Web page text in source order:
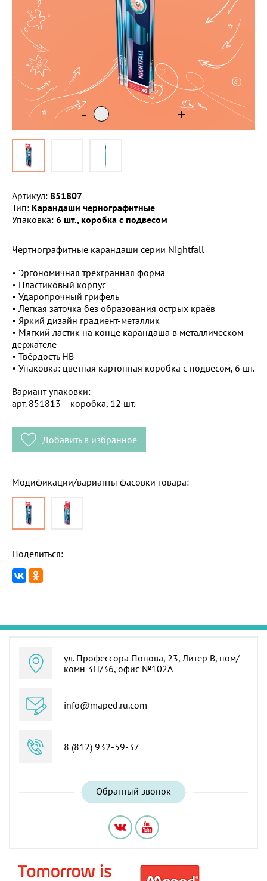
- +
- +
- +
Артикул: 851807
Тип: Карандаши чернографитные
Упаковка: 6 шт., коробка с подвесом
Чертнографитные карандаши серии Nightfall
• Эргономичная трехгранная форма
• Пластиковый корпус
• Ударопрочный грифель
• Легкая заточка без образования острых краёв
• Яркий дизайн градиент-металлик
• Мягкий ластик на конце карандаша в металлическом
держателе
• Твёрдость HB
• Упаковка: цветная картонная коробка с подвесом, 6 шт.
Вариант упаковки:
арт. 851813 - коробка, 12 шт.
Добавить в избранное
Модификации/варианты фасовки товара:
Поделиться:
ул. Профессора Попова, 23, Литер В, пом/
комн 3Н/36, офис №102А
info@maped.ru.com
8 (812) 932-59-37
Обратный звонок